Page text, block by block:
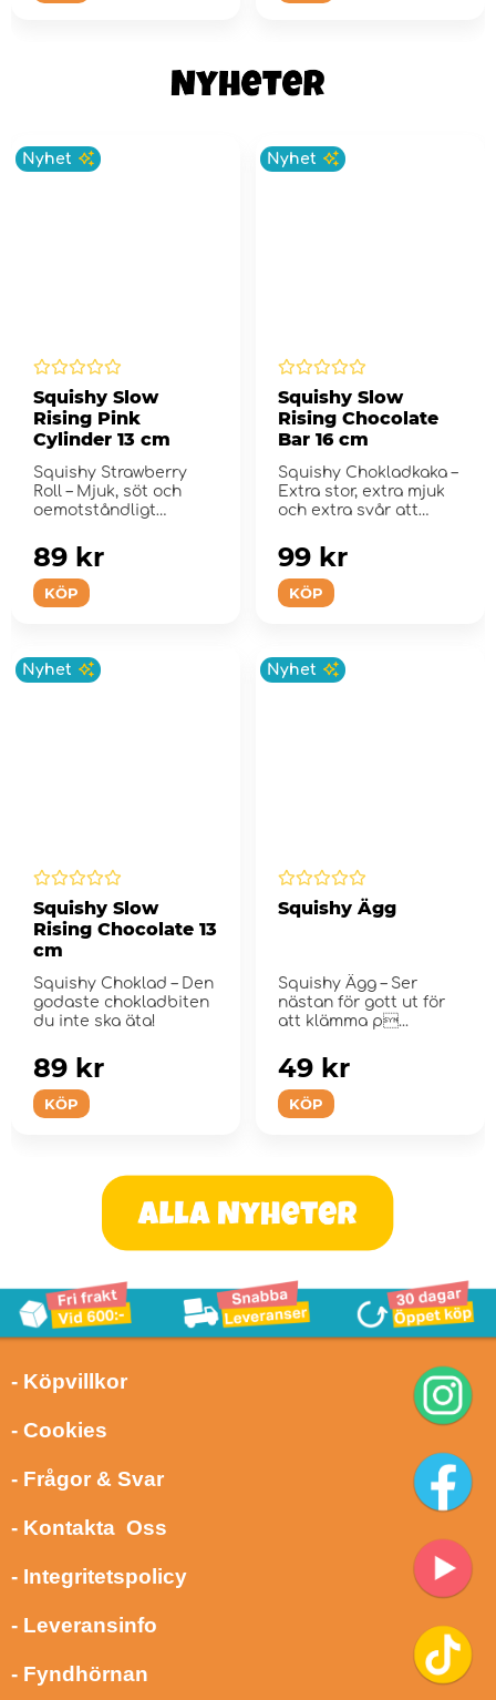
Nyhet
Squishy Slow
Rising Pink
Cylinder 13 cm
Squishy Strawberry
Roll – Mjuk, söt och
oemotståndligt
KÖP
89 kr
Nyhet
Squishy Slow
Rising Chocolate
Bar 16 cm
Squishy Chokladkaka –
Extra stor, extra mjuk
och extra svår att
KÖP
99 kr
Nyhet
Squishy Slow
Rising Chocolate 13
cm
Squishy Choklad – Den
godaste chokladbiten
du inte ska äta!
KÖP
89 kr
Nyhet
Squishy Ägg
Squishy Ägg – Ser
nästan för gott ut för
att klämma p...
KÖP
49 kr
- Köpvillkor
- Cookies
- Frågor & Svar
- Kontakta Oss
- Integritetspolicy
- Leveransinfo
- Fyndhörnan